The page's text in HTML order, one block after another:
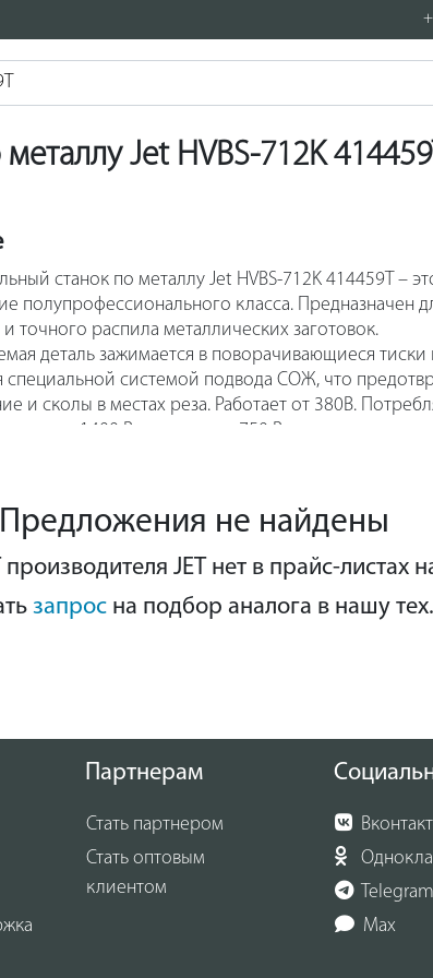
Jet HVBS-712K
станок по металлу Jet HVBS-712K 414459T –
полупрофессионального класса. Предназначен
и точного распила металлических заготовок.
деталь зажимается в поворачивающиеся тиски
специальной системой подвода СОЖ, что
и сколы в местах реза. Работает от 380В.
1400 Вт, выходная - 750 Вт.
Предложения не найдены
JET нет в прайс-листах
запросна подбор аналога в нашу
Партнерам
Стать партнером
Стать оптовым
клиентом
Telegram
Max